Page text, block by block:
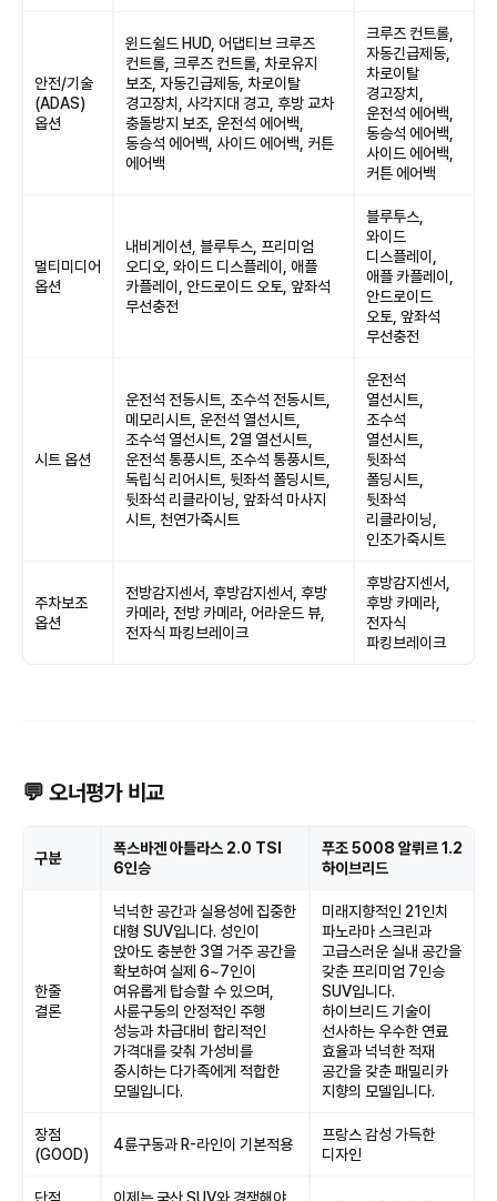
안전/기술
(ADAS)
옵션
윈드쉴드 HUD, 어댑티브 크루즈
컨트롤, 크루즈 컨트롤, 차로유지
보조, 자동긴급제동, 차로이탈
경고장치, 사각지대 경고, 후방 교차
충돌방지 보조, 운전석 에어백,
동승석 에어백, 사이드 에어백, 커튼
에어백
크루즈 컨트롤,
자동긴급제동,
차로이탈
경고장치,
운전석 에어백,
동승석 에어백,
사이드 에어백,
커튼 에어백
멀티미디어
옵션
내비게이션, 블루투스, 프리미엄
오디오, 와이드 디스플레이, 애플
카플레이, 안드로이드 오토, 앞좌석
무선충전
블루투스,
와이드
디스플레이,
애플 카플레이,
안드로이드
오토, 앞좌석
무선충전
시트 옵션
운전석 전동시트, 조수석 전동시트,
메모리시트, 운전석 열선시트,
조수석 열선시트, 2열 열선시트,
운전석 통풍시트, 조수석 통풍시트,
독립식 리어시트, 뒷좌석 폴딩시트,
뒷좌석 리클라이닝, 앞좌석 마사지
시트, 천연가죽시트
운전석
열선시트,
조수석
열선시트,
뒷좌석
폴딩시트,
뒷좌석
리클라이닝,
인조가죽시트
주차보조
옵션
전방감지센서, 후방감지센서, 후방
카메라, 전방 카메라, 어라운드 뷰,
전자식 파킹브레이크
후방감지센서,
후방 카메라,
전자식
파킹브레이크
💬 오너평가 비교
구분
폭스바겐 아틀라스 2.0 TSI
6인승
푸조 5008 알뤼르 1.2
하이브리드
한줄
결론
넉넉한 공간과 실용성에 집중한
대형 SUV입니다. 성인이
앉아도 충분한 3열 거주 공간을
확보하여 실제 6~7인이
여유롭게 탑승할 수 있으며,
사륜구동의 안정적인 주행
성능과 차급대비 합리적인
가격대를 갖춰 가성비를
중시하는 다가족에게 적합한
모델입니다.
미래지향적인 21인치
파노라마 스크린과
고급스러운 실내 공간을
갖춘 프리미엄 7인승
SUV입니다.
하이브리드 기술이
선사하는 우수한 연료
효율과 넉넉한 적재
공간을 갖춘 패밀리카
지향의 모델입니다.
장점
(GOOD)
4륜구동과 R-라인이 기본적용
프랑스 감성 가득한
디자인